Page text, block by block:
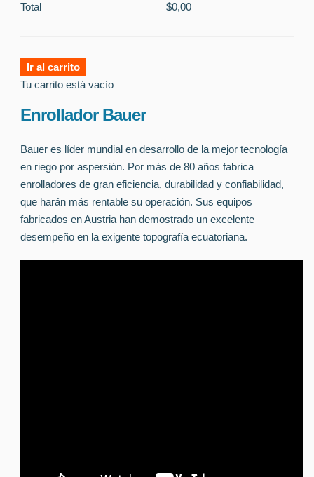
Total $0,00
Ir al carrito
Tu carrito está vacío
Enrollador Bauer
Bauer es líder mundial en desarrollo de la mejor tecnología
en riego por aspersión. Por más de 80 años fabrica
enrolladores de gran eficiencia, durabilidad y confiabilidad,
que harán más rentable su operación. Sus equipos
fabricados en Austria han demostrado un excelente
desempeño en la exigente topografía ecuatoriana.